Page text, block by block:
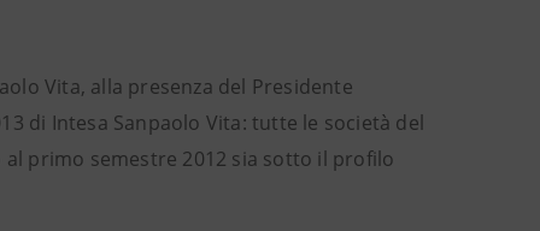
Vita, alla presenza del Presidente
di Intesa Sanpaolo Vita: tutte le società del
primo semestre 2012 sia sotto il profilo